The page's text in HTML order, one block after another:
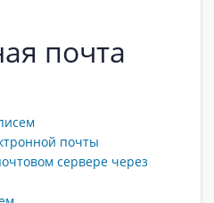
почта
почты
сервере через